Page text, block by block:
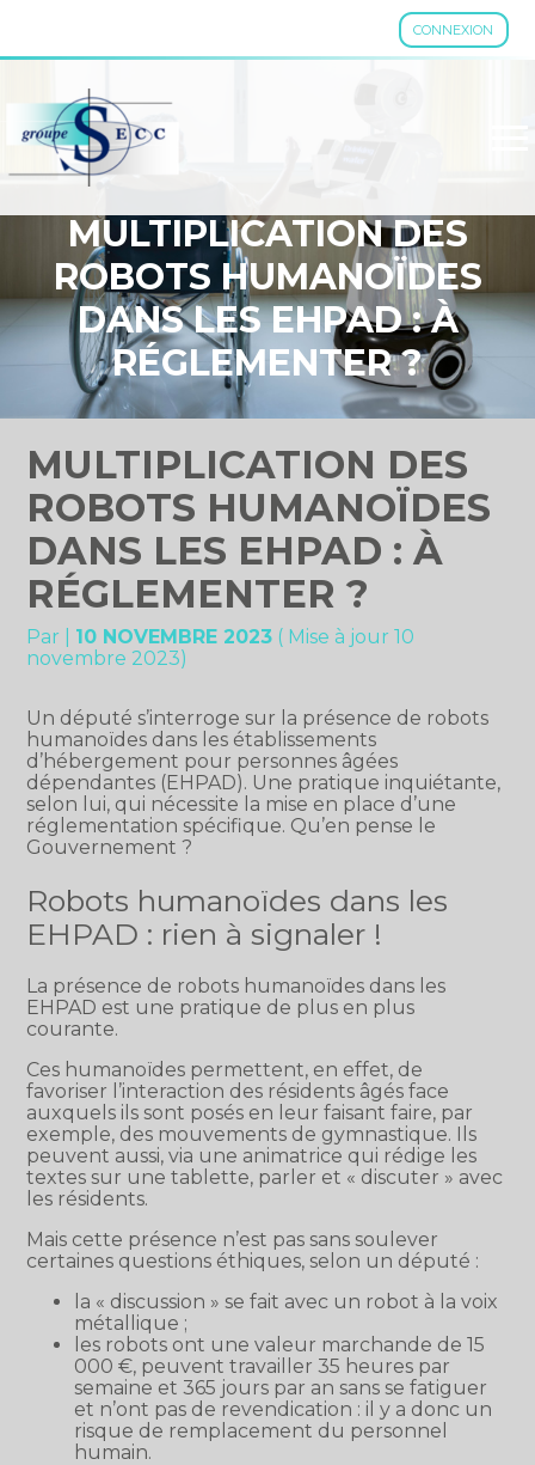
CONNEXION
Aller
MULTIPLICATION DES
ROBOTS HUMANOÏDES
DANS LES EHPAD : À
RÉGLEMENTER ?
MULTIPLICATION DES
ROBOTS HUMANOÏDES
DANS LES EHPAD : À
RÉGLEMENTER ?
Par 10 NOVEMBRE 2023 ( Mise à jour 10
novembre 2023)
Un député s’interroge sur la présence de robots
humanoïdes dans les établissements
d’hébergement pour personnes âgées
dépendantes (EHPAD). Une pratique inquiétante,
selon lui, qui nécessite la mise en place d’une
réglementation spécifique. Qu’en pense le
Gouvernement ?
Robots humanoïdes dans les
EHPAD : rien à signaler !
La présence de robots humanoïdes dans les
EHPAD est une pratique de plus en plus
courante.
Ces humanoïdes permettent, en effet, de
favoriser l’interaction des résidents âgés face
auxquels ils sont posés en leur faisant faire, par
exemple, des mouvements de gymnastique. Ils
peuvent aussi, via une animatrice qui rédige les
textes sur une tablette, parler et « discuter » avec
les résidents.
Mais cette présence n’est pas sans soulever
certaines questions éthiques, selon un député :
la « discussion » se fait avec un robot à la voix
métallique ;
les robots ont une valeur marchande de 15
000 €, peuvent travailler 35 heures par
semaine et 365 jours par an sans se fatiguer
et n’ont pas de revendication : il y a donc un
risque de remplacement du personnel
humain.